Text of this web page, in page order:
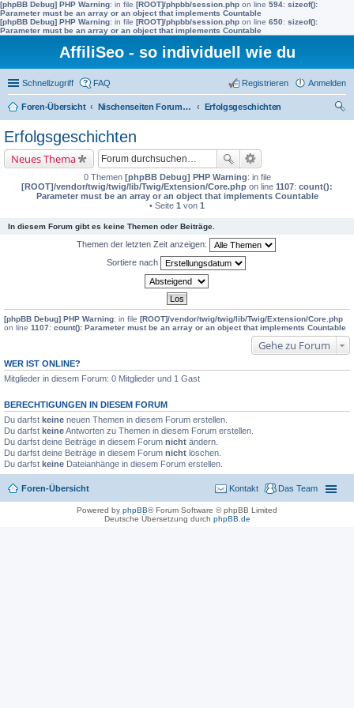
[phpBB Debug] PHP Warning: in file [ROOT]/phpbb/session.php on line 594: sizeof():
Parameter must be an array or an object that implements Countable
[phpBB Debug] PHP Warning: in file [ROOT]/phpbb/session.php on line 650: sizeof():
Parameter must be an array or an object that implements Countable
AffiliSeo - so individuell wie du
Schnellzugriff FAQ Anmelden
Registrieren
Foren-Übersicht Nischenseiten Forum von AffiliSeo
Erfolgsgeschichten
Erfolgsgeschichten
Neues Thema
0 Themen [phpBB Debug] PHP Warning: in file
[ROOT]/vendor/twig/twig/lib/Twig/Extension/Core.php on line 1107: count():
Parameter must be an array or an object that implements Countable
• Seite 1 von 1
In diesem Forum gibt es keine Themen oder Beiträge.
Themen der letzten Zeit anzeigen:
Sortiere nach
[phpBB Debug] PHP Warning: in file [ROOT]/vendor/twig/twig/lib/Twig/Extension/Core.php
on line 1107: count(): Parameter must be an array or an object that implements Countable
Gehe zu Forum
WER IST ONLINE?
Mitglieder in diesem Forum: 0 Mitglieder und 1 Gast
BERECHTIGUNGEN IN DIESEM FORUM
Du darfst keine neuen Themen in diesem Forum erstellen.
Du darfst keineAntworten zu Themen in diesem Forum erstellen.
Du darfst deine Beiträge in diesem Forum nicht ändern.
Du darfst deine Beiträge in diesem Forum nicht löschen.
Du darfst keine Dateianhänge in diesem Forum erstellen.
Foren-Übersicht Das Team
Kontakt
Powered by phpBB® Forum Software © phpBB Limited
Deutsche Übersetzung durch phpBB.de